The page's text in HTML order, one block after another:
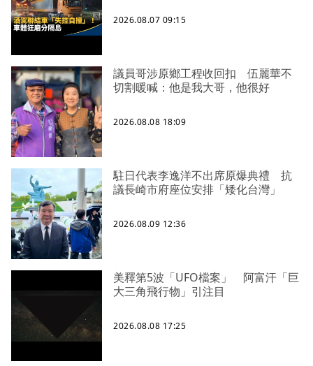
2026.08.07 09:15
議員哥涉原鄉工程收回扣 伍麗華不
切割暖喊：他是我大哥，他很好
2026.08.08 18:09
駐日代表李逸洋不出席原爆典禮 抗
議長崎市府座位安排「矮化台灣」
2026.08.09 12:36
美釋第5波「UFO檔案」 阿富汗「巨
大三角飛行物」引注目
2026.08.08 17:25